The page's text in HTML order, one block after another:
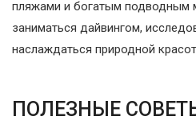
пляжами и богатым подводным
заниматься дайвингом,
наслаждаться природной
ПОЛЕЗНЫЕ